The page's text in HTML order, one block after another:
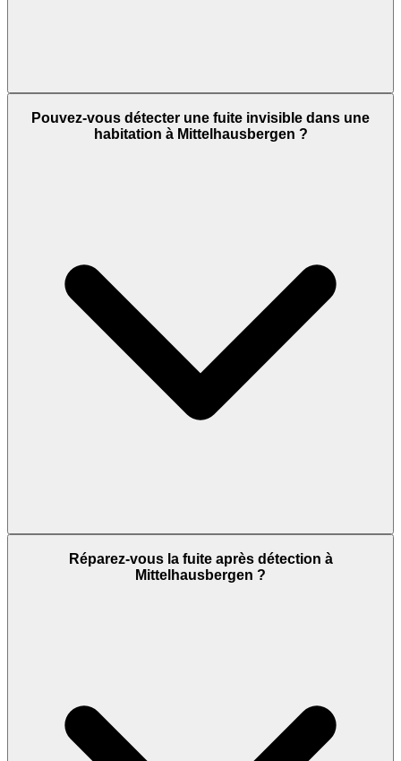
Pouvez-vous détecter une fuite invisible dans une
habitation à Mittelhausbergen ?
Réparez-vous la fuite après détection à
Mittelhausbergen ?